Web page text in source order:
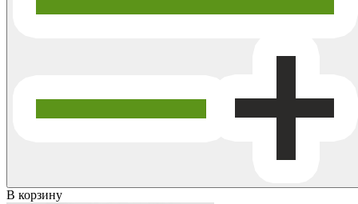
В корзину